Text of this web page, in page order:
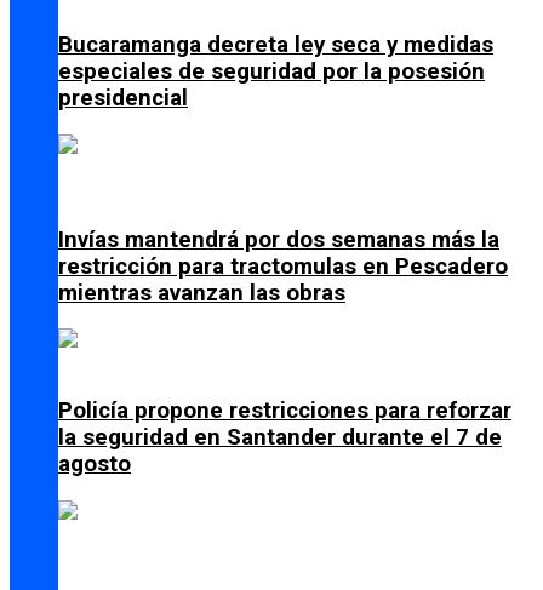
Bucaramanga decreta ley seca y medidas
especiales de seguridad por la posesión
presidencial
Invías mantendrá por dos semanas más la
restricción para tractomulas en Pescadero
mientras avanzan las obras
Policía propone restricciones para reforzar
la seguridad en Santander durante el 7 de
agosto